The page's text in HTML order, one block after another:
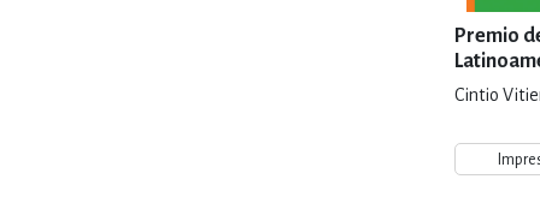
INFANTILES,
Premio
Caribe
Cintio